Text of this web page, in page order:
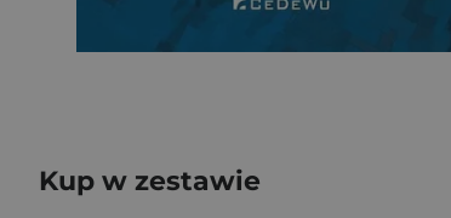
Kup w zestawie